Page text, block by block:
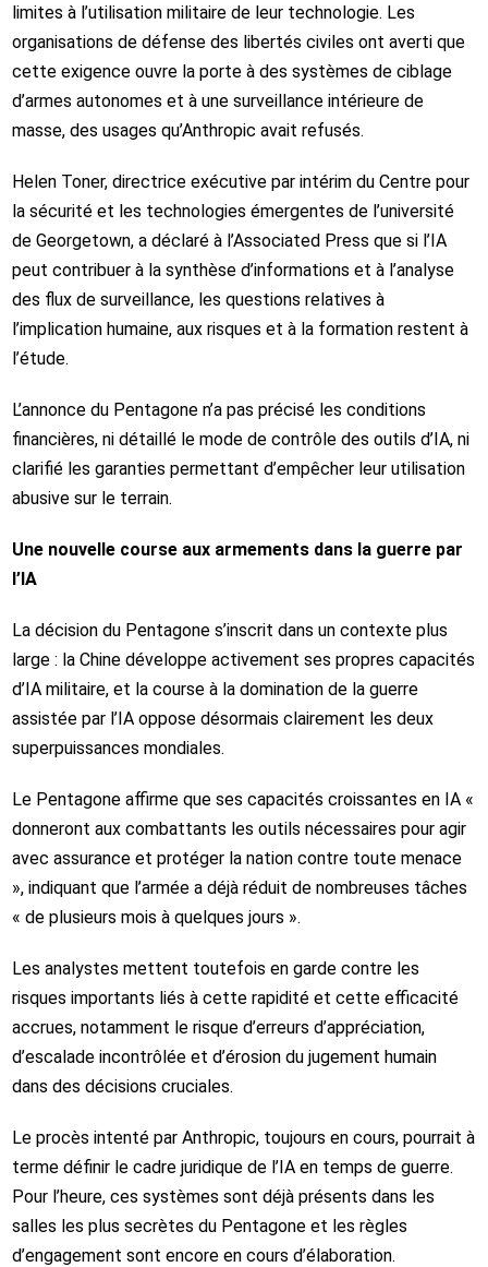
limites à l’utilisation militaire de leur technologie. Les
organisations de défense des libertés civiles ont averti que
cette exigence ouvre la porte à des systèmes de ciblage
d’armes autonomes et à une surveillance intérieure de
masse, des usages qu’Anthropic avait refusés.
Helen Toner, directrice exécutive par intérim du Centre pour
la sécurité et les technologies émergentes de l’université
de Georgetown, a déclaré à l’Associated Press que si l’IA
peut contribuer à la synthèse d’informations et à l’analyse
des flux de surveillance, les questions relatives à
l’implication humaine, aux risques et à la formation restent à
l’étude.
L’annonce du Pentagone n’a pas précisé les conditions
financières, ni détaillé le mode de contrôle des outils d’IA, ni
clarifié les garanties permettant d’empêcher leur utilisation
abusive sur le terrain.
Une nouvelle course aux armements dans la guerre par
l’IA
La décision du Pentagone s’inscrit dans un contexte plus
large : la Chine développe activement ses propres capacités
d’IA militaire, et la course à la domination de la guerre
assistée par l’IA oppose désormais clairement les deux
superpuissances mondiales.
Le Pentagone affirme que ses capacités croissantes en IA «
donneront aux combattants les outils nécessaires pour agir
avec assurance et protéger la nation contre toute menace
», indiquant que l’armée a déjà réduit de nombreuses tâches
« de plusieurs mois à quelques jours ».
Les analystes mettent toutefois en garde contre les
risques importants liés à cette rapidité et cette efficacité
accrues, notamment le risque d’erreurs d’appréciation,
d’escalade incontrôlée et d’érosion du jugement humain
dans des décisions cruciales.
Le procès intenté par Anthropic, toujours en cours, pourrait à
terme définir le cadre juridique de l’IA en temps de guerre.
Pour l’heure, ces systèmes sont déjà présents dans les
salles les plus secrètes du Pentagone et les règles
d’engagement sont encore en cours d’élaboration.